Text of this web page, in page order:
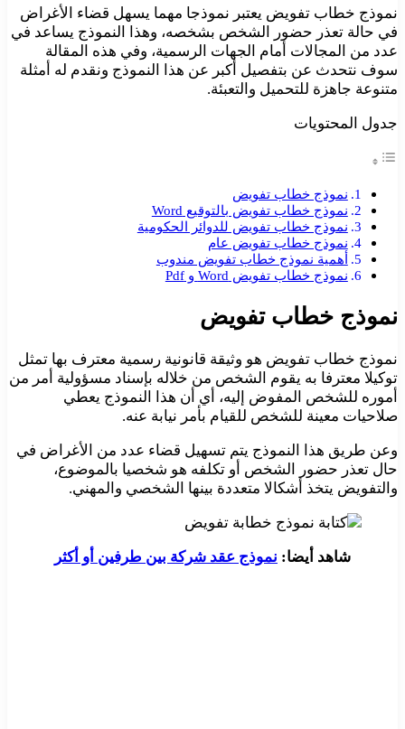
نموذج خطاب تفويض يعتبر نموذجا مهما يسهل قضاء الأغراض
في حالة تعذر حضور الشخص بشخصه، وهذا النموذج يساعد في
عدد من المجالات أمام الجهات الرسمية، وفي هذه المقالة
سوف نتحدث عن بتفصيل أكبر عن هذا النموذج ونقدم له أمثلة
متنوعة جاهزة للتحميل والتعبئة.
جدول المحتويات
نموذج خطاب تفويض
نموذج خطاب تفويض بالتوقيع Word
نموذج خطاب تفويض للدوائر الحكومية
نموذج خطاب تفويض عام
أهمية نموذج خطاب تفويض مندوب
نموذج خطاب تفويض Word و Pdf
نموذج خطاب تفويض
نموذج خطاب تفويض هو وثيقة قانونية رسمية معترف بها تمثل
توكيلا معترفا به يقوم الشخص من خلاله بإسناد مسؤولية أمر من
أموره للشخص المفوض إليه، أي أن هذا النموذج يعطي
صلاحيات معينة للشخص للقيام بأمر نيابة عنه.
وعن طريق هذا النموذج يتم تسهيل قضاء عدد من الأغراض في
حال تعذر حضور الشخص أو تكلفه هو شخصيا بالموضوع،
والتفويض يتخذ أشكالا متعددة بينها الشخصي والمهني.
شاهد أيضا: نموذج عقد شركة بين طرفين أو أكثر